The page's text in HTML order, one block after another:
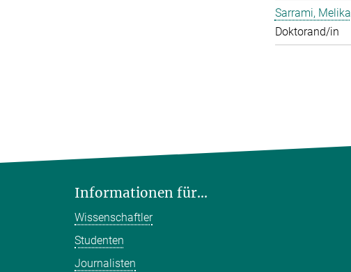
Sarrami, Melika
Doktorand/in
Informationen für...
Wissenschaftler
Studenten
Journalisten